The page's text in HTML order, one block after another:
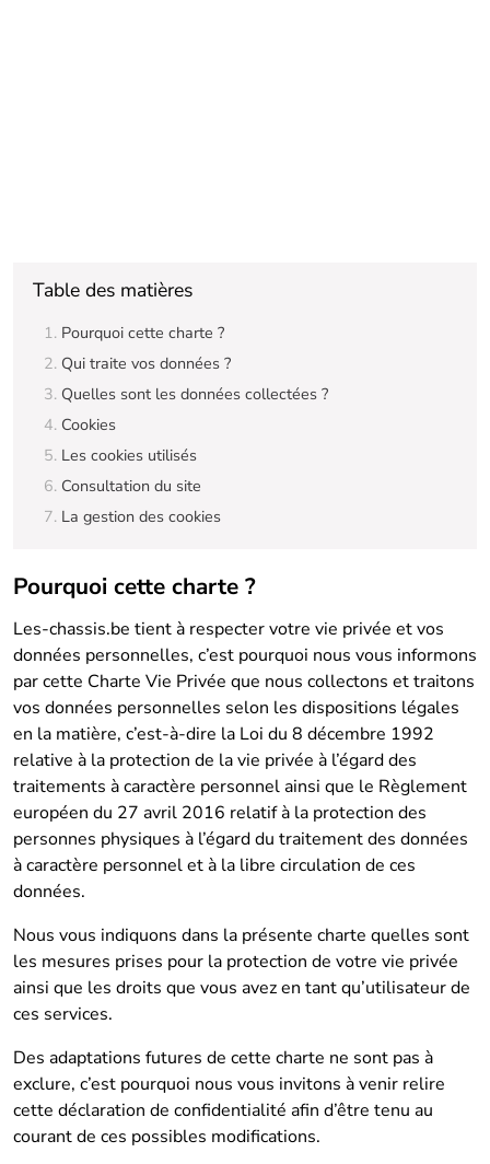
Table des matières
Pourquoi cette charte ?
Qui traite vos données ?
Quelles sont les données collectées ?
Cookies
Les cookies utilisés
Consultation du site
La gestion des cookies
Pourquoi cette charte ?
Les-chassis.be tient à respecter votre vie privée et vos
données personnelles, c’est pourquoi nous vous informons
par cette Charte Vie Privée que nous collectons et traitons
vos données personnelles selon les dispositions légales
en la matière, c’est-à-dire la Loi du 8 décembre 1992
relative à la protection de la vie privée à l’égard des
traitements à caractère personnel ainsi que le Règlement
européen du 27 avril 2016 relatif à la protection des
personnes physiques à l’égard du traitement des données
à caractère personnel et à la libre circulation de ces
données.
Nous vous indiquons dans la présente charte quelles sont
les mesures prises pour la protection de votre vie privée
ainsi que les droits que vous avez en tant qu’utilisateur de
ces services.
Des adaptations futures de cette charte ne sont pas à
exclure, c’est pourquoi nous vous invitons à venir relire
cette déclaration de confidentialité afin d’être tenu au
courant de ces possibles modifications.